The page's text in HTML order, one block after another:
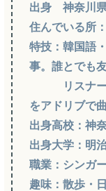
出身 神奈川
住んでいる所
特技：韓国語
事。誰とでも
リスナーさ
をアドリブで
出身高校：神
出身大学：明
職業：シンガ
趣味：散歩・